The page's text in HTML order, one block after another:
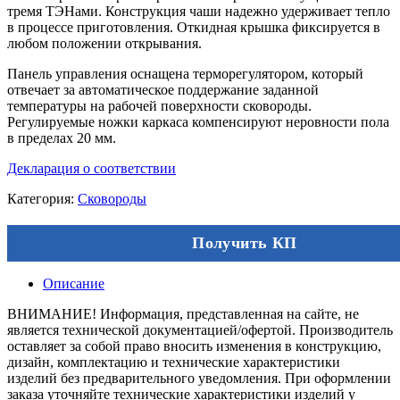
тремя ТЭНами. Конструкция чаши надежно удерживает тепло
в процессе приготовления. Откидная крышка фиксируется в
любом положении открывания.
Панель управления оснащена терморегулятором, который
отвечает за автоматическое поддержание заданной
температуры на рабочей поверхности сковороды.
Регулируемые ножки каркаса компенсируют неровности пола
в пределах 20 мм.
Декларация о соответствии
Категория: Сковороды
Получить КП
Описание
ВНИМАНИЕ! Информация, представленная на сайте, не
является технической документацией/офертой. Производитель
оставляет за собой право вносить изменения в конструкцию,
дизайн, комплектацию и технические характеристики
изделий без предварительного уведомления. При оформлении
заказа уточняйте технические характеристики изделий у